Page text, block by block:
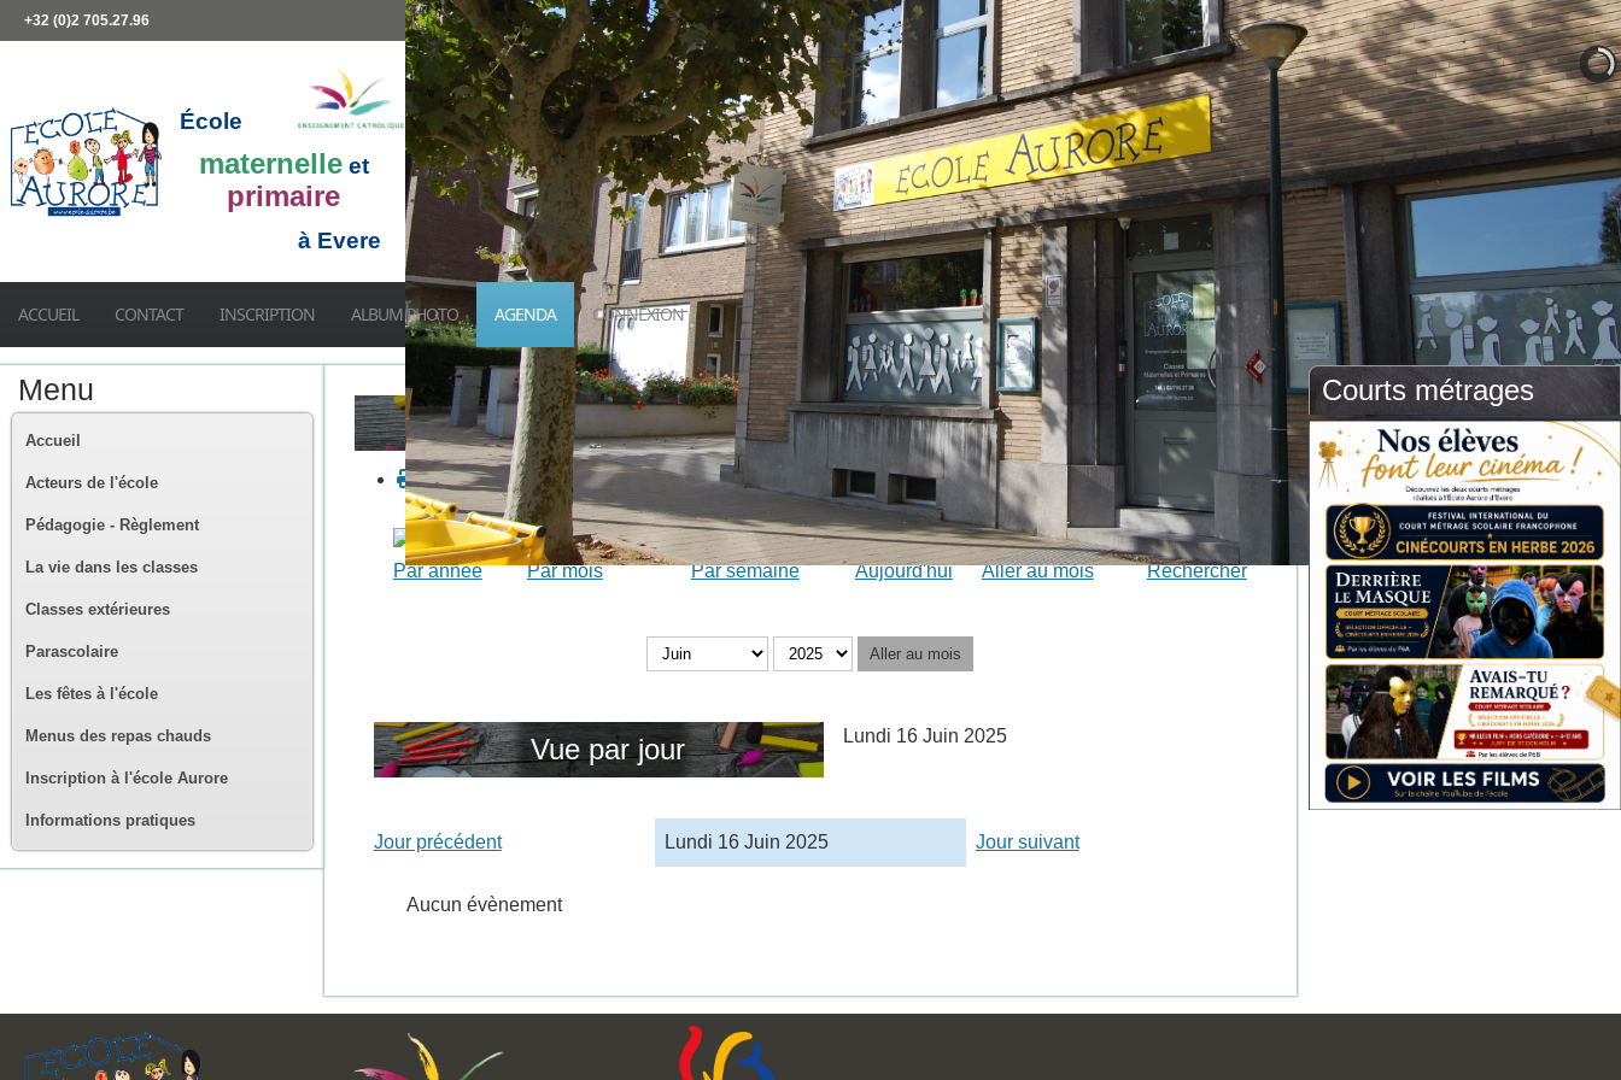
+32 (0)2 705.27.96
École
maternelle et
primaire
à Evere
ACCUEIL CONTACT INSCRIPTION ALBUM PHOTO AGENDA CONNEXION
Menu
Accueil
Acteurs de l'école
Pédagogie - Règlement
La vie dans les classes
Classes extérieures
Parascolaire
Les fêtes à l'école
Menus des repas chauds
Inscription à l'école Aurore
Informations pratiques
Calendrier
Par année Par mois Par semaine Aujourd'hui Aller au mois Rechercher
Aller au mois
Vue par jour Lundi 16 Juin 2025
Jour précédent Lundi 16 Juin 2025 Jour suivant
Aucun évènement
Courts métrages